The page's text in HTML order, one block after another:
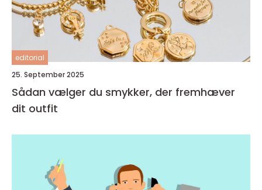
editorial
25. September 2025
Sådan vælger du smykker, der fremhæver
dit outfit